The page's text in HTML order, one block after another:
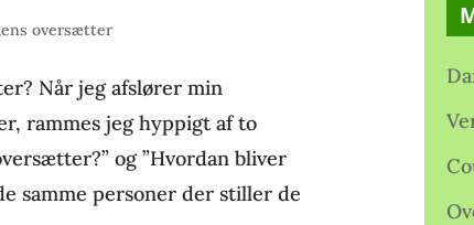
oversætter
Når jeg afslører min
rammes jeg hyppigt af to
og ”Hvordan bliver
samme personer der stiller de